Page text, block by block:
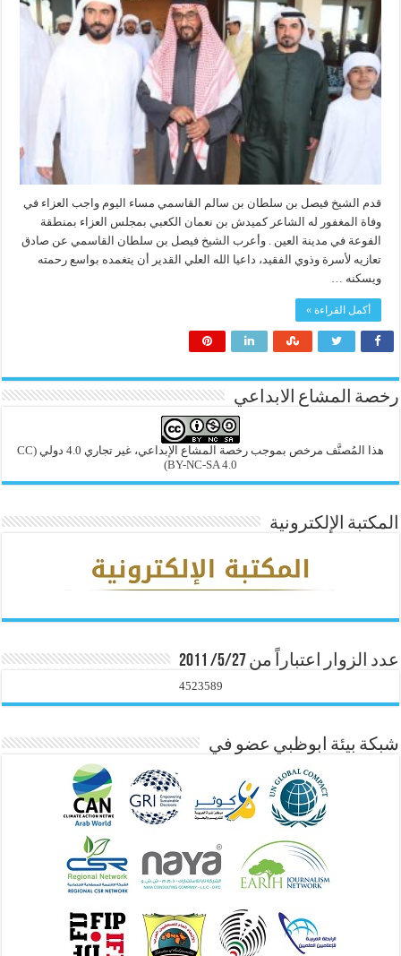
قدم الشيخ فيصل بن سلطان بن سالم القاسمي مساء اليوم واجب العزاء في
وفاة المغفور له الشاعر كميدش بن نعمان الكعبي بمجلس العزاء بمنطقة
الفوعة في مدينة العين . وأعرب الشيخ فيصل بن سلطان القاسمي عن صادق
تعازيه لأسرة وذوي الفقيد، داعيا الله العلي القدير أن يتغمده بواسع رحمته
ويسكنه …
أكمل القراءة »
رخصة المشاع الابداعي
هذا المُصنَّف مرخص بموجب رخصة المشاع الإبداعي، غير تجاري 4.0 دولي
(CC
BY-NC-SA 4.0)
المكتبة الإلكترونية
عدد الزوار اعتباراً من 5/27/ 2011
4523589
شبكة بيئة ابوظبي عضو في